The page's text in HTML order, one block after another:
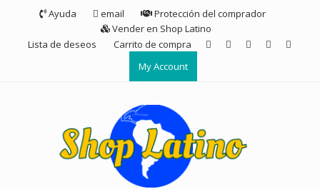
Ayuda email
Protección del comprador
Vender en Shop Latino
Lista de deseos
Carrito de compra
My Account